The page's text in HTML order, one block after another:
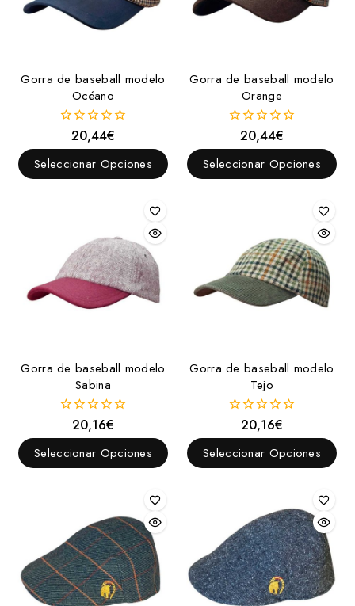
Gorra de baseball modelo
Océano
fuera
de
20,44€
Seleccionar Opciones
Gorra de baseball modelo
Orange
fuera
de
20,44€
Seleccionar Opciones
Gorra de baseball modelo
Sabina
fuera
de
5
20,16€
Seleccionar Opciones
Gorra de baseball modelo
Tejo
fuera
de
5
20,16€
Seleccionar Opciones